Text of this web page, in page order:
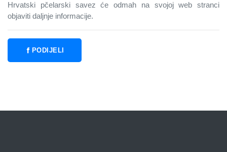
Hrvatski pčelarski savez će odmah na svojoj web stranci
objaviti daljnje informacije.
PODIJELI